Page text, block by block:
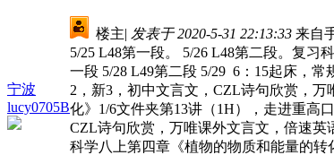
宁波
lucy0705B
楼主| 发表于 2020-5-31 22:13:33 来自
5/25 L48第一段。 5/26 L48第二段。复
一段 5/28 L49第二段 5/29 6：15起床，
2，新3，初中文言文，CZL诗句欣赏，
化》1/6文件夹第13讲（1H），走进重高
CZL诗句欣赏，万唯课外文言文，倍速英
科学八上第四章《植物的物质和能量的转